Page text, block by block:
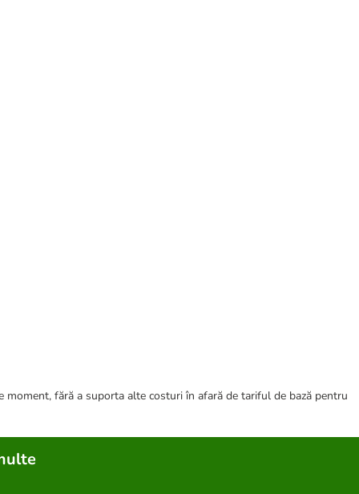
fără a suporta alte costuri în afară de tariful de bază pentru